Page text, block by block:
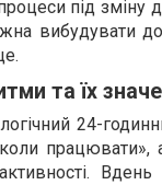
під
вибудувати
та їх
24-
працювати»,